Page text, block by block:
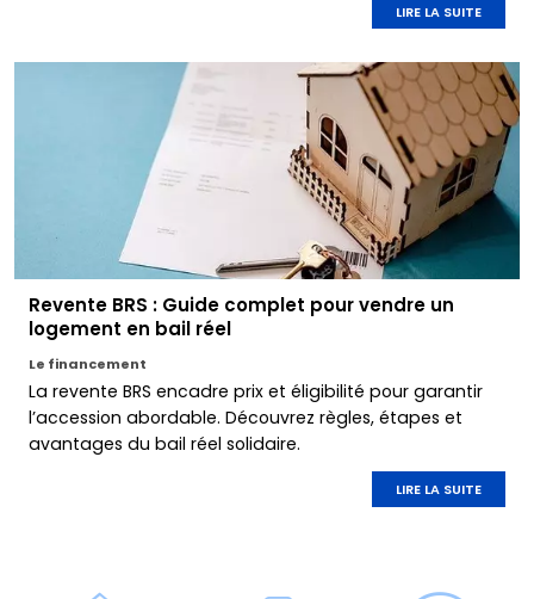
LIRE LA SUITE
Revente BRS : Guide complet pour vendre un
logement en bail réel
Le financement
La revente BRS encadre prix et éligibilité pour garantir
l’accession abordable. Découvrez règles, étapes et
avantages du bail réel solidaire.
LIRE LA SUITE